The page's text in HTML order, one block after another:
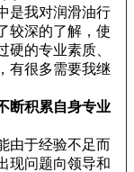
是我对润滑油行
较深的了解，使
硬的专业素质、
有很多需要我继
断积累自身专业
由于经验不足而
现问题向领导和